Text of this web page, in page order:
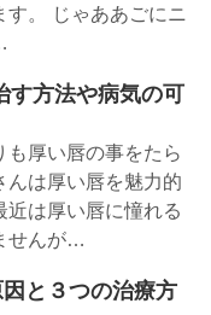
す。 じゃああごにニ
す方法や病気の可
厚い唇の事をたら
んは厚い唇を魅力的
近は厚い唇に憧れる
せんが…
と３つの治療方